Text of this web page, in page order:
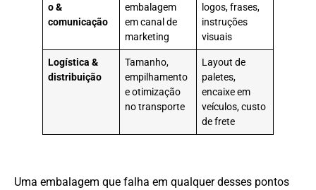
o &
comunicação
embalagem
em canal de
marketing
logos, frases,
instruções
visuais
Logística &
distribuição
Tamanho,
empilhamento
e otimização
no transporte
Layout de
paletes,
encaixe em
veículos, custo
de frete
Uma embalagem que falha em qualquer desses pontos